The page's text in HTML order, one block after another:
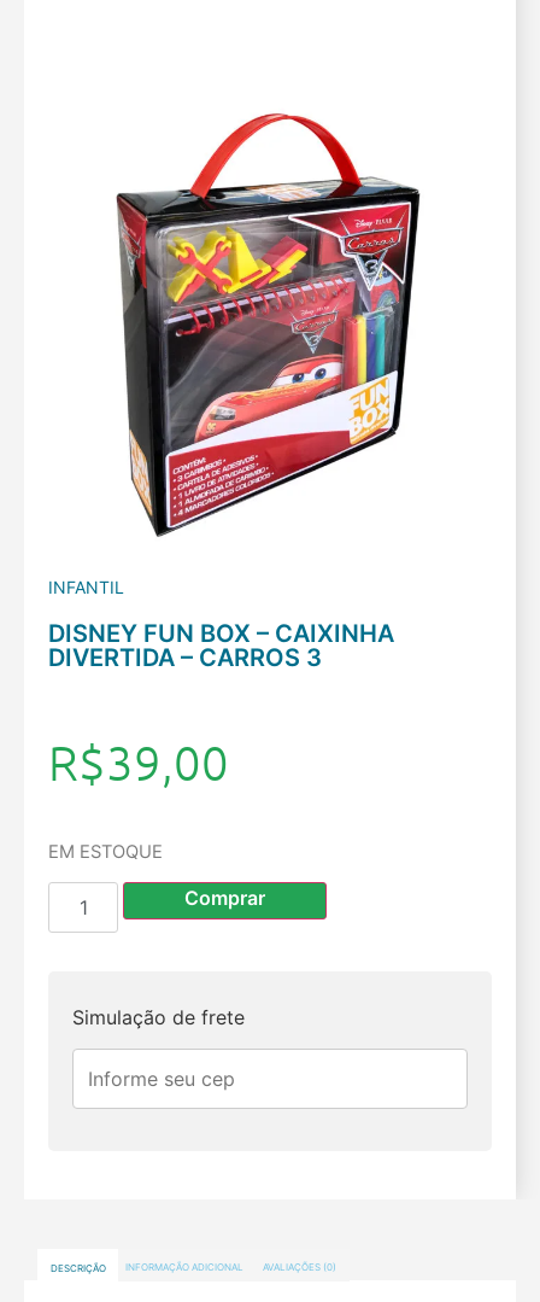
INFANTIL
DISNEY FUN BOX – CAIXINHA
DIVERTIDA – CARROS 3
R$39,00
EM ESTOQUE
Comprar
Simulação de frete
DESCRIÇÃO INFORMAÇÃO ADICIONAL AVALIAÇÕES (0)